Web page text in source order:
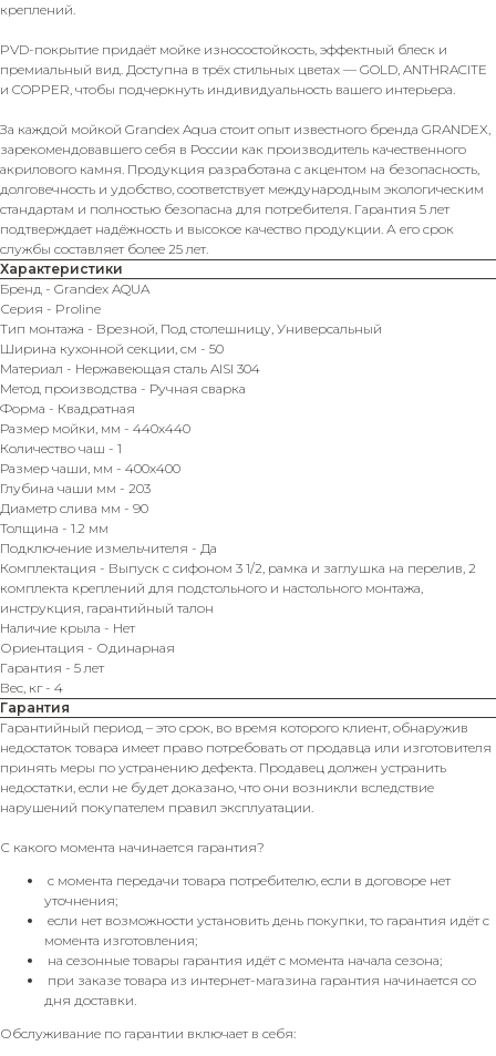
креплений.
PVD-покрытие придаёт мойке износостойкость, эффектный блеск и
премиальный вид. Доступна в трёх стильных цветах — GOLD, ANTHRACITE
и COPPER, чтобы подчеркнуть индивидуальность вашего интерьера.
За каждой мойкой Grandex Aqua стоит опыт известного бренда GRANDEX,
зарекомендовавшего себя в России как производитель качественного
акрилового камня. Продукция разработана с акцентом на безопасность,
долговечность и удобство, соответствует международным экологическим
стандартам и полностью безопасна для потребителя. Гарантия 5 лет
подтверждает надёжность и высокое качество продукции. А его срок
службы составляет более 25 лет.
Характеристики
Бренд - Grandex AQUA
Серия - Proline
Тип монтажа - Врезной, Под столешницу, Универсальный
Ширина кухонной секции, см - 50
Материал - Нержавеющая сталь AISI 304
Метод производства - Ручная сварка
Форма - Квадратная
Размер мойки, мм - 440х440
Количество чаш - 1
Размер чаши, мм - 400х400
Глубина чаши мм - 203
Диаметр слива мм - 90
Толщина - 1.2 мм
Подключение измельчителя - Да
Комплектация - Выпуск с сифоном 3 1/2, рамка и заглушка на перелив, 2
комплекта креплений для подстольного и настольного монтажа,
инструкция, гарантийный талон
Наличие крыла - Нет
Ориентация - Одинарная
Гарантия - 5 лет
Вес, кг - 4
Гарантия
Гарантийный период – это срок, во время которого клиент, обнаружив
недостаток товара имеет право потребовать от продавца или изготовителя
принять меры по устранению дефекта. Продавец должен устранить
недостатки, если не будет доказано, что они возникли вследствие
нарушений покупателем правил эксплуатации.
С какого момента начинается гарантия?
с момента передачи товара потребителю, если в договоре нет
уточнения;
если нет возможности установить день покупки, то гарантия идёт с
момента изготовления;
на сезонные товары гарантия идёт с момента начала сезона;
при заказе товара из интернет-магазина гарантия начинается со
дня доставки.
Обслуживание по гарантии включает в себя: